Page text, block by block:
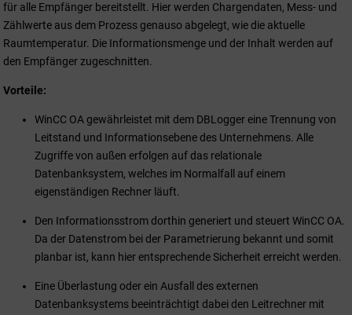
für alle Empfänger bereitstellt. Hier werden Chargendaten, Mess- und
Zählwerte aus dem Prozess genauso abgelegt, wie die aktuelle
Raumtemperatur. Die Informationsmenge und der Inhalt werden auf
den Empfänger zugeschnitten.
Vorteile:
WinCC OA gewährleistet mit dem DBLogger eine Trennung von
Leitstand und Informationsebene des Unternehmens. Alle
Zugriffe von außen erfolgen auf das relationale
Datenbanksystem, welches im Normalfall auf einem
eigenständigen Rechner läuft.
Den Informationsstrom dorthin generiert und steuert WinCC OA.
Da der Datenstrom bei der Parametrierung bekannt und somit
planbar ist, kann hier entsprechende Sicherheit erreicht werden.
Eine Überlastung oder ein Ausfall des externen
Datenbanksystems beeinträchtigt dabei den Leitrechner mit